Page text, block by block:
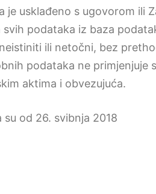
je usklađeno s ugovorom ili
podataka iz baza
ili netočni, bez
podataka ne primjenjuje
aktima i obvezujuća.
od 26. svibnja 2018